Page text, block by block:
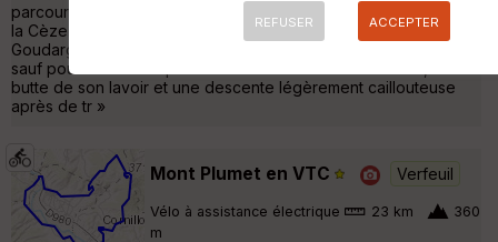
parcours dans les sous-bois et les vignes dominant la vallée de
la Cèze puis passage par les cascades et retour sur
Goudargues en longeant la Cèze. Sans difficulté particulière,
sauf pour les moins sportifs avec la montée de Cornillon, la
butte de son lavoir et une descente légèrement caillouteuse
après de tr »
Mont Plumet en VTC Verfeuil
Vélo à assistance électrique 23 km
360
m
REFUSER ACCEPTER